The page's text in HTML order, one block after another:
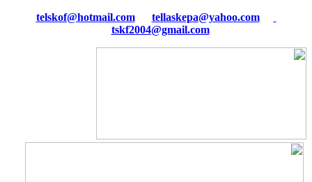
tellaskepa@yahoo.com
tskf2004@gmail.com